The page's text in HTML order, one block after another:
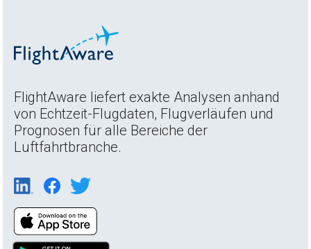
FlightAware liefert exakte Analysen anhand
von Echtzeit-Flugdaten, Flugverläufen und
Prognosen für alle Bereiche der
Luftfahrtbranche.